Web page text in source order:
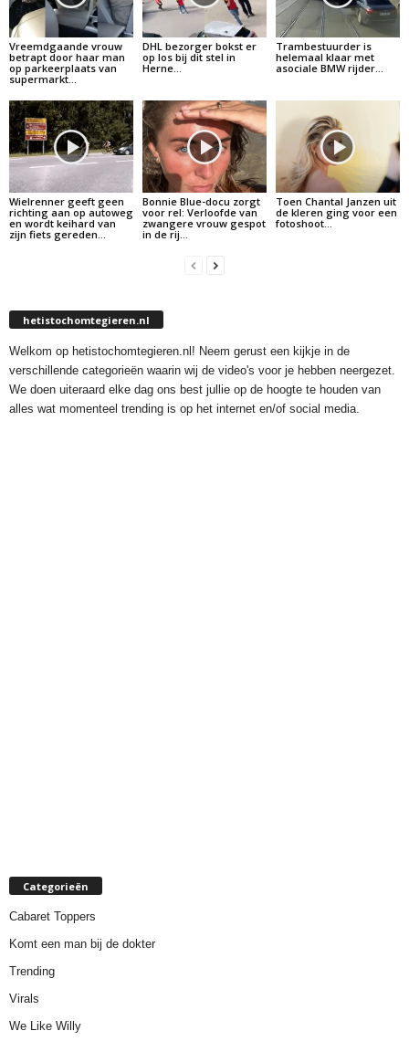
Vreemdgaande vrouw
betrapt door haar man
op parkeerplaats van
supermarkt…
DHL bezorger bokst er
op los bij dit stel in
Herne…
Trambestuurder is
helemaal klaar met
asociale BMW rijder…
Wielrenner geeft geen
richting aan op autoweg
en wordt keihard van
zijn fiets gereden…
Bonnie Blue-docu zorgt
voor rel: Verloofde van
zwangere vrouw gespot
in de rij…
Toen Chantal Janzen uit
de kleren ging voor een
fotoshoot…
hetistochomtegieren.nl
Welkom op hetistochomtegieren.nl! Neem gerust een kijkje in de
verschillende categorieën waarin wij de video's voor je hebben neergezet.
We doen uiteraard elke dag ons best jullie op de hoogte te houden van
alles wat momenteel trending is op het internet en/of social media.
Categorieën
Cabaret Toppers
Komt een man bij de dokter
Trending
Virals
We Like Willy